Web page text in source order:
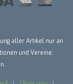
aller Artikel nur an
und Vereine.